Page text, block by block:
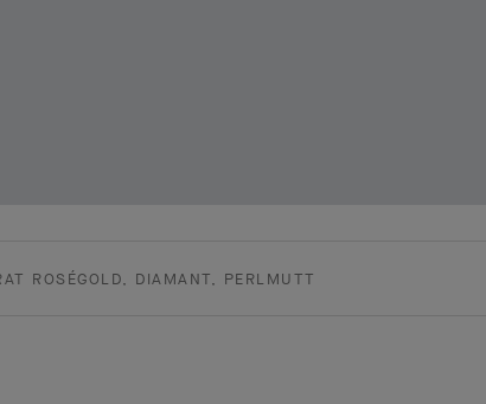
ROSÉGOLD, DIAMANT, PERLMUTT